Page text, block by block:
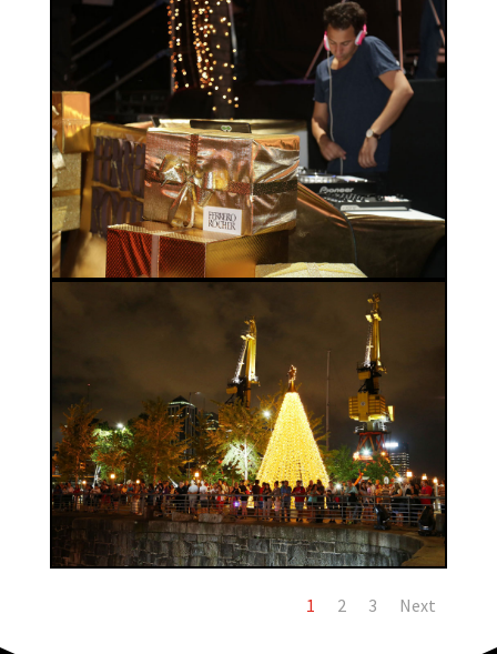
1 2 3 Next